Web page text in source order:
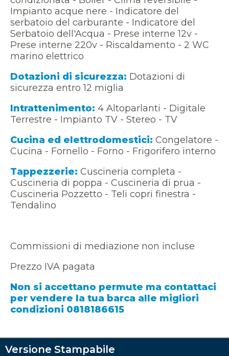
Impianto acque nere - Indicatore del
serbatoio del carburante - Indicatore del
Serbatoio dell'Acqua - Prese interne 12v -
Prese interne 220v - Riscaldamento - 2 WC
marino elettrico
Dotazioni di sicurezza: Dotazioni di
sicurezza entro 12 miglia
Intrattenimento: 4 Altoparlanti - Digitale
Terrestre - Impianto TV - Stereo - TV
Cucina ed elettrodomestici: Congelatore -
Cucina - Fornello - Forno - Frigorifero interno
Tappezzerie: Cuscineria completa -
Cuscineria di poppa - Cuscineria di prua -
Cuscineria Pozzetto - Teli copri finestra -
Tendalino
Commissioni di mediazione non incluse
Prezzo IVA pagata
Non si accettano permute ma contattaci
per vendere la tua barca alle migliori
condizioni 0818186615
Versione Stampabile